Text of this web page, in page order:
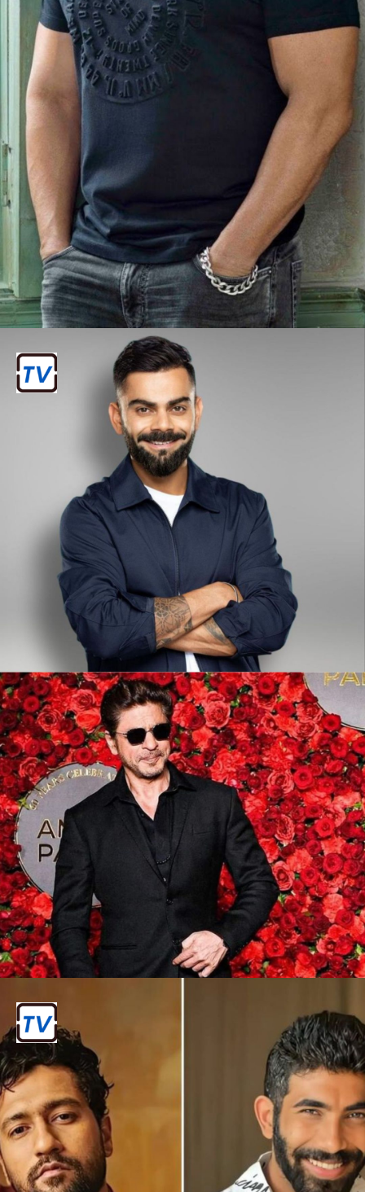
सलमान ख़ान: सलमान की फिल्मों के प्रमोशन से
लेकर उनके सामाजिक काम तक, उनका प्रभाव
भारतीय सिनेमा से कहीं ज्यादा है। उनके नाम का
ही असर है कि उनकी फिल्में हमेशा हिट होती हैं।
बॉलीवुड और क्रिकेट का अद्भुत मेल
जब क्रिकेट और बॉलीवुड एक साथ आते हैं, तो
एक नई ही स्टार पावर की शुरुआत होती है।
क्रिकेट मैचों के दौरान बॉलीवुड सितारे भी
क्रिकेटर्स का हौसला बढ़ाने के लिए स्टेडियम में
मौजूद रहते हैं।